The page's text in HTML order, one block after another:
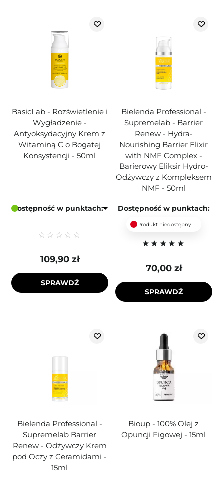
BasicLab - Rozświetlenie i
Wygładzenie -
Antyoksydacyjny Krem z
Witaminą C o Bogatej
Konsystencji - 50ml
Dostępność w punktach:
109,90 zł
SPRAWDŹ
Bielenda Professional -
Supremelab - Barrier
Renew - Hydra-
Nourishing Barrier Elixir
with NMF Complex -
Barierowy Eliksir Hydro-
Odżywczy z Kompleksem
NMF - 50ml
Dostępność w punktach:
Produkt niedostępny
70,00 zł
SPRAWDŹ
Bielenda Professional -
Supremelab Barrier
Renew - Odżywczy Krem
pod Oczy z Ceramidami -
15ml
Bioup - 100% Olej z
Opuncji Figowej - 15ml